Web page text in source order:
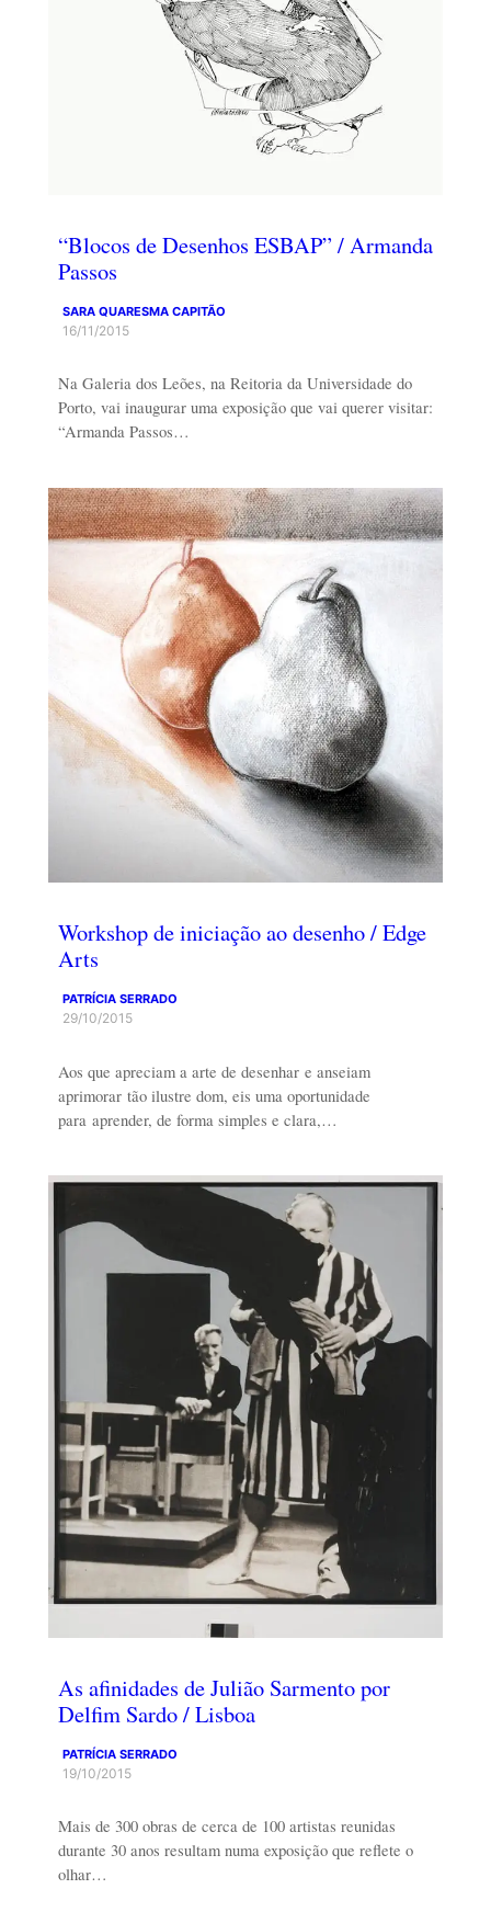
“Blocos de Desenhos ESBAP” / Armanda
Passos
SARA QUARESMA CAPITÃO
16/11/2015
Na Galeria dos Leões, na Reitoria da Universidade do
Porto, vai inaugurar uma exposição que vai querer visitar:
“Armanda Passos…
Workshop de iniciação ao desenho / Edge
Arts
PATRÍCIA SERRADO
29/10/2015
Aos que apreciam a arte de desenhar e anseiam
aprimorar tão ilustre dom, eis uma oportunidade
para aprender, de forma simples e clara,…
As afinidades de Julião Sarmento por
Delfim Sardo / Lisboa
PATRÍCIA SERRADO
19/10/2015
Mais de 300 obras de cerca de 100 artistas reunidas
durante 30 anos resultam numa exposição que reflete o
olhar…